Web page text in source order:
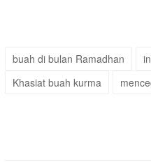
buah di bulan Ramadhan
Khasiat buah kurma